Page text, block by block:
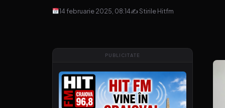
14 februarie 2025, 08:14✍ Stirile Hitfm
PUBLICITATE